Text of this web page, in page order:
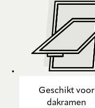
Geschikt voor
dakramen